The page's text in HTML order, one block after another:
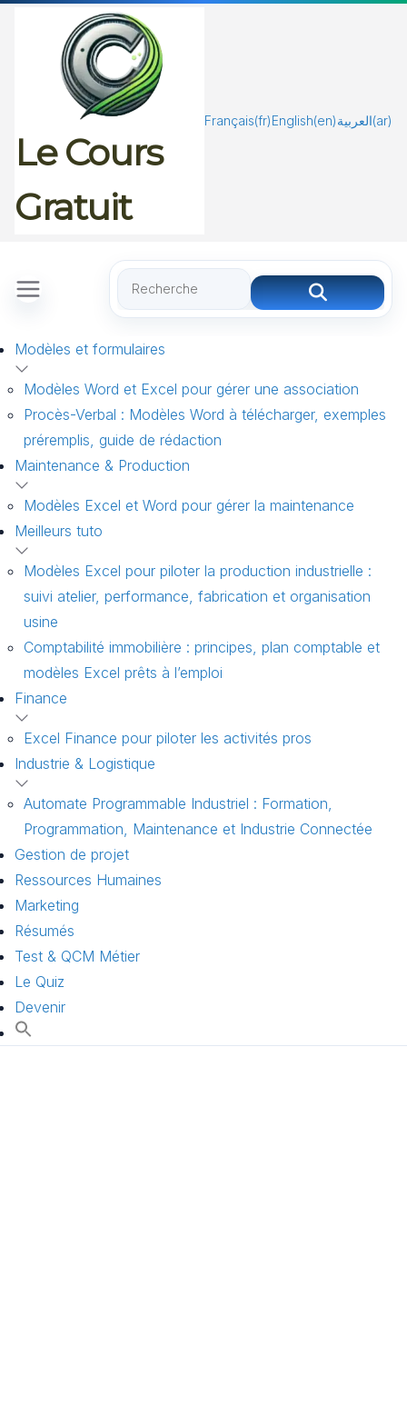
Le Cours
Gratuit
Français(fr)English(en)العربية(ar)
Modèles et formulaires
Modèles Word et Excel pour gérer une association
Procès-Verbal : Modèles Word à télécharger, exemples
préremplis, guide de rédaction
Maintenance & Production
Modèles Excel et Word pour gérer la maintenance
Meilleurs tuto
Modèles Excel pour piloter la production industrielle :
suivi atelier, performance, fabrication et organisation
usine
Comptabilité immobilière : principes, plan comptable et
modèles Excel prêts à l’emploi
Finance
Excel Finance pour piloter les activités pros
Industrie & Logistique
Automate Programmable Industriel : Formation,
Programmation, Maintenance et Industrie Connectée
Gestion de projet
Ressources Humaines
Marketing
Résumés
Test & QCM Métier
Le Quiz
Devenir